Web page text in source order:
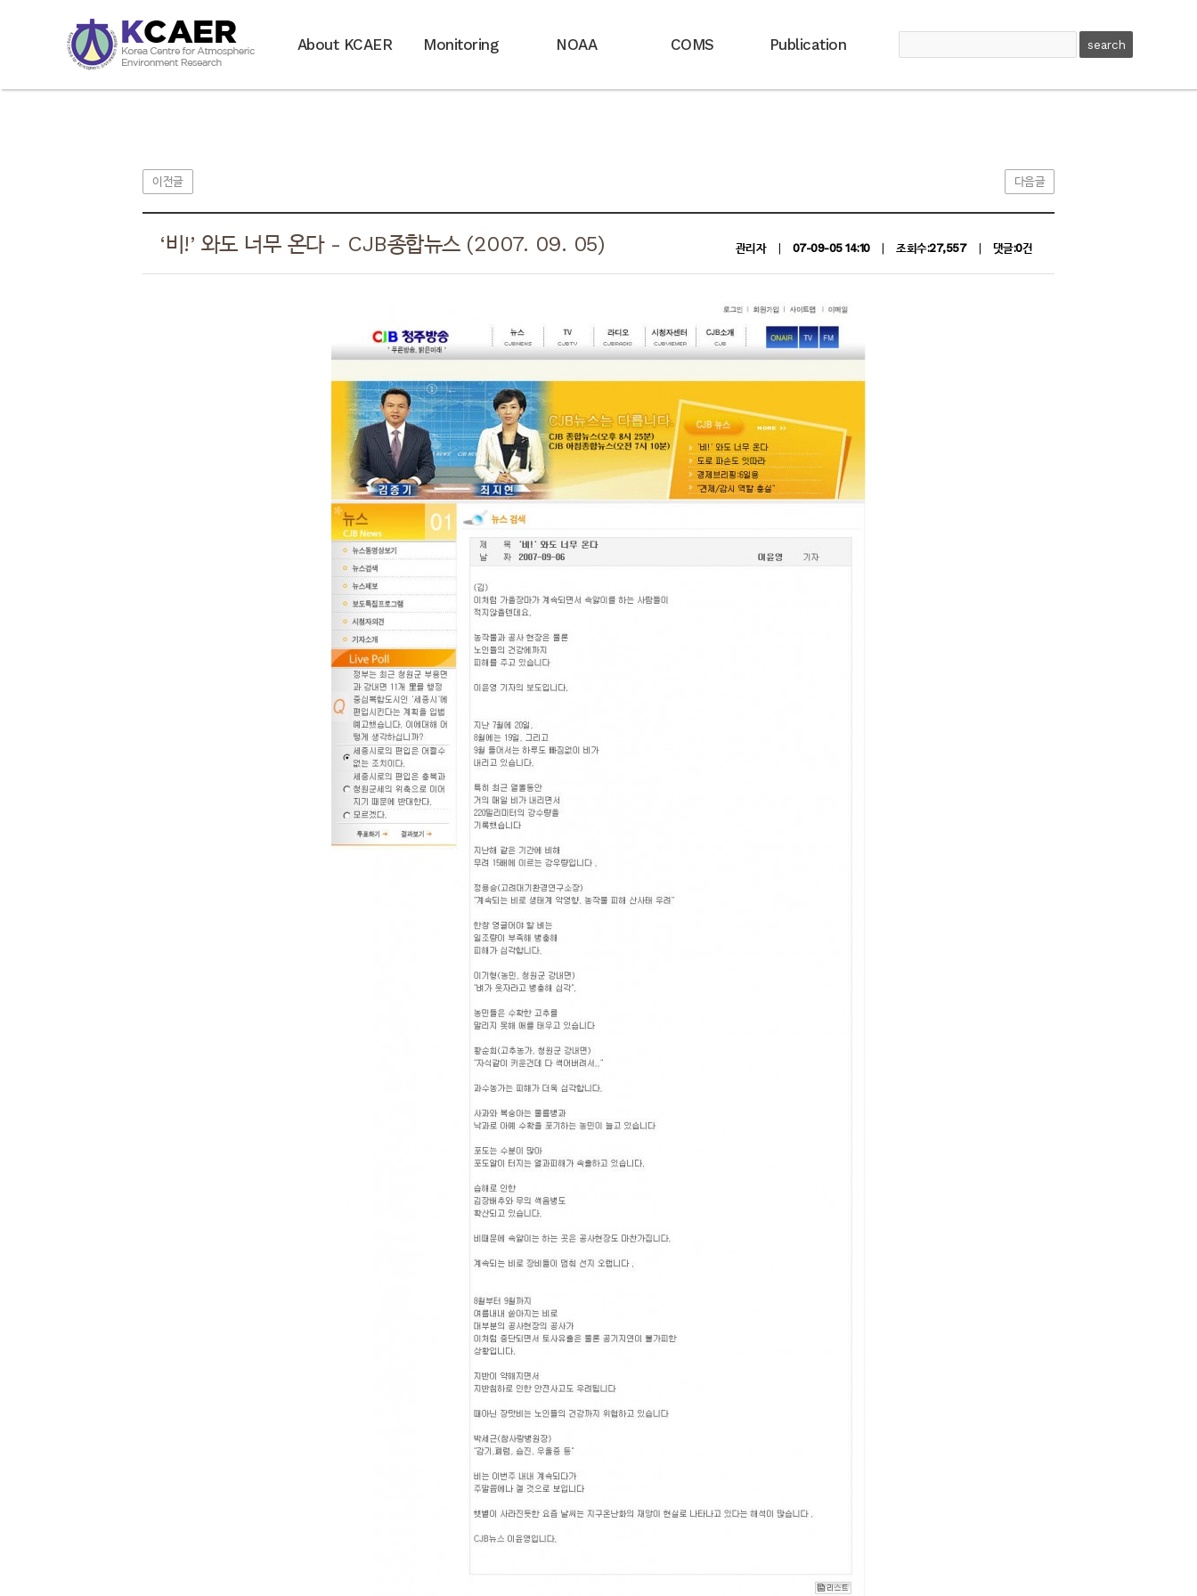
About KCAER Monitoring NOAA COMS Publication
이전글 다음글
‘비!’ 와도 너무 온다 - CJB종합뉴스 (2007. 09. 05) 관리자 07-09-05 14:10 조회수:27,557 댓글:0건